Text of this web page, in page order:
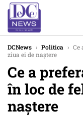
DCNews › Politica › Ce
ziua ei de naștere
Ce a
în loc de
naștere